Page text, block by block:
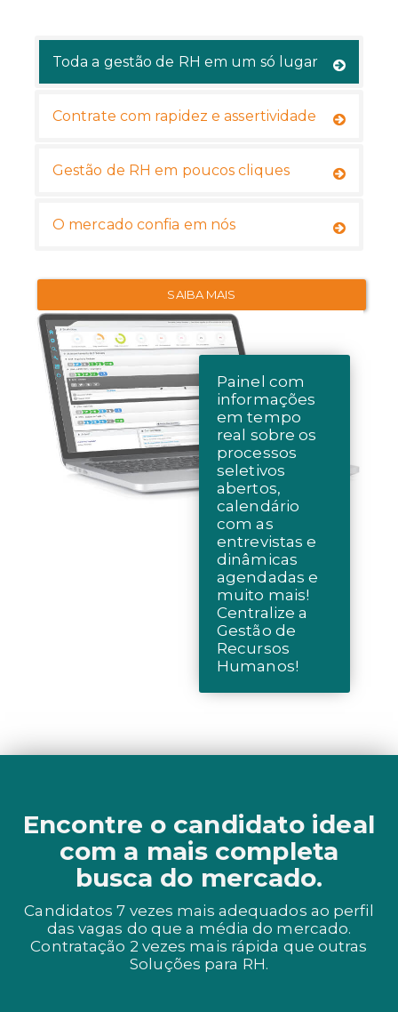
Toda a gestão de RH em um só lugar
Contrate com rapidez e assertividade
Gestão de RH em poucos cliques
O mercado confia em nós
SAIBA MAIS
Painel com
informações
em tempo
real sobre os
processos
seletivos
abertos,
calendário
com as
entrevistas e
dinâmicas
agendadas e
muito mais!
Centralize a
Gestão de
Recursos
Humanos!
Encontre o candidato ideal
com a mais completa
busca do mercado.
Candidatos 7 vezes mais adequados ao perfil
das vagas do que a média do mercado.
Contratação 2 vezes mais rápida que outras
Soluções para RH.